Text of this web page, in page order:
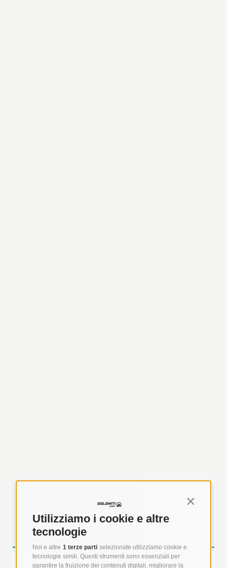
Continua
Utilizziamo i cookie e altre
tecnologie
Noi e altre 1 terze parti selezionate utilizziamo cookie e
tecnologie simili. Questi strumenti sono essenziali per
garantire la fruizione dei contenuti digitali, migliorare la